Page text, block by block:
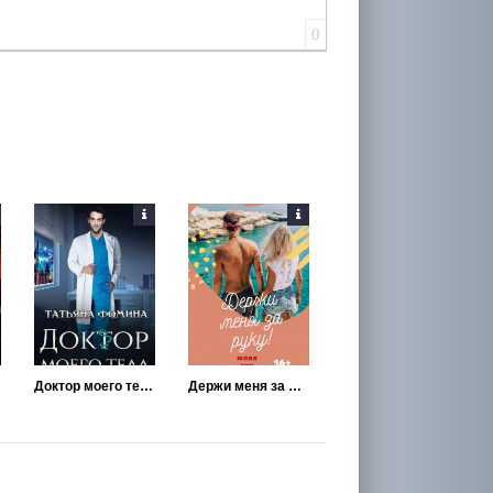
0
Доктор моего тела Держи меня за руку!